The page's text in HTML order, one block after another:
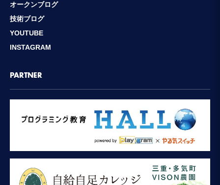
オークンブログ
技術ブログ
YOUTUBE
INSTAGRAM
PARTNER